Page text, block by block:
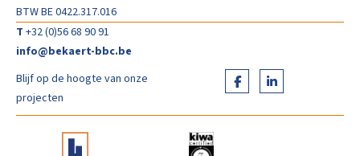
BTW BE 0422.317.016
T +32 (0)56 68 90 91
info@bekaert-bbc.be
Blijf op de hoogte van onze
projecten